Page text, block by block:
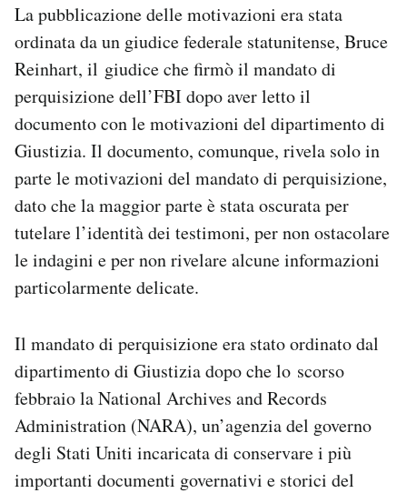
La pubblicazione delle motivazioni era stata
ordinata da un giudice federale statunitense, Bruce
Reinhart, il giudice che firmò il mandato di
perquisizione dell’FBI dopo aver letto il
documento con le motivazioni del dipartimento di
Giustizia. Il documento, comunque, rivela solo in
parte le motivazioni del mandato di perquisizione,
dato che la maggior parte è stata oscurata per
tutelare l’identità dei testimoni, per non ostacolare
le indagini e per non rivelare alcune informazioni
particolarmente delicate.
Il mandato di perquisizione era stato ordinato dal
dipartimento di Giustizia dopo che lo scorso
febbraio la National Archives and Records
Administration (NARA), un’agenzia del governo
degli Stati Uniti incaricata di conservare i più
importanti documenti governativi e storici del